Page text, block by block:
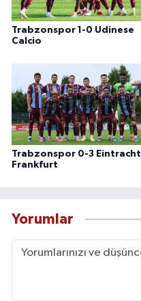
Trabzonspor 1-0 Udinese
Calcio
Trabzonspor 0-3 Eintracht
Frankfurt
Yorumlar